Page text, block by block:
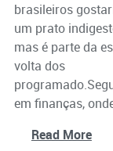
brasileiros
um prato
mas é parte da
volta dos
em finanças,
Read More